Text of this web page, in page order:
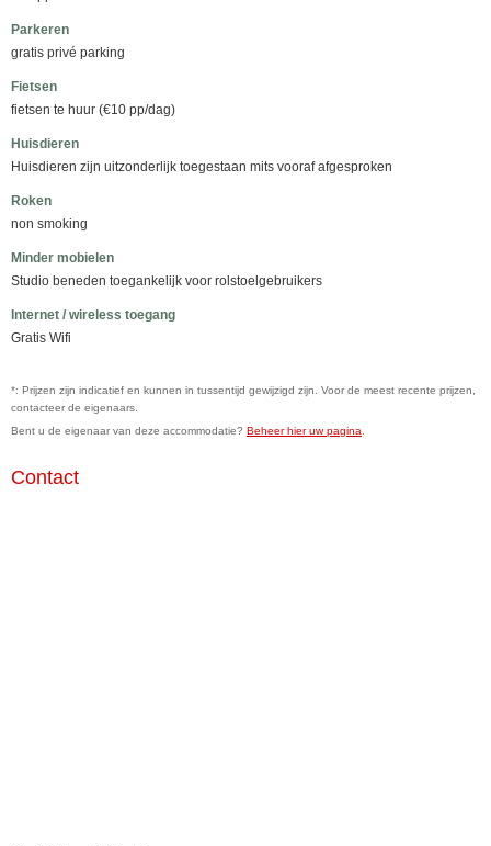
Parkeren
gratis privé parking
Fietsen
fietsen te huur (€10 pp/dag)
Huisdieren
Huisdieren zijn uitzonderlijk toegestaan mits vooraf afgesproken
Roken
non smoking
Minder mobielen
Studio beneden toegankelijk voor rolstoelgebruikers
Internet / wireless toegang
Gratis Wifi
*: Prijzen zijn indicatief en kunnen in tussentijd gewijzigd zijn. Voor de meest recente prijzen,
contacteer de eigenaars.
Bent u de eigenaar van deze accommodatie? Beheer hier uw pagina
Contact